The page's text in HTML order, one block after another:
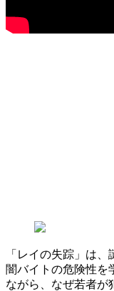
「レイの失踪」は
闇バイトの危険性を
ながら、なぜ若者が